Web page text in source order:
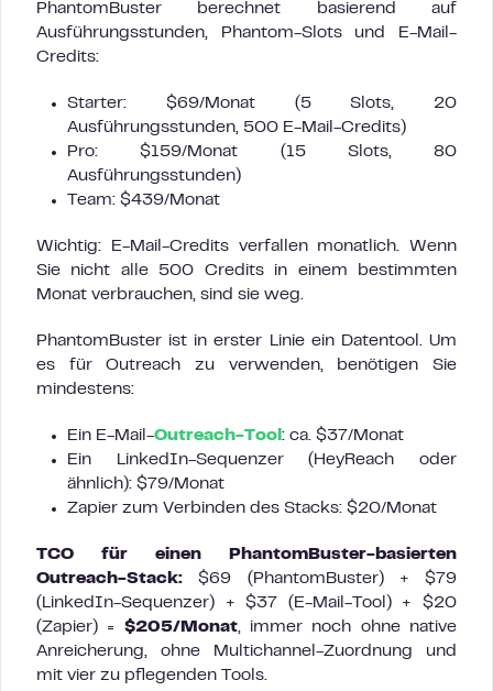
PhantomBuster berechnet basierend auf
Ausführungsstunden, Phantom-Slots und E-Mail-
Credits:
Starter: $69/Monat (5 Slots, 20
Ausführungsstunden, 500 E-Mail-Credits)
Pro: $159/Monat (15 Slots, 80
Ausführungsstunden)
Team: $439/Monat
Wichtig: E-Mail-Credits verfallen monatlich. Wenn
Sie nicht alle 500 Credits in einem bestimmten
Monat verbrauchen, sind sie weg.
PhantomBuster ist in erster Linie ein Datentool. Um
es für Outreach zu verwenden, benötigen Sie
mindestens:
Ein E-Mail-Outreach-Tool : ca. $37/Monat
Ein LinkedIn-Sequenzer (HeyReach oder
ähnlich): $79/Monat
Zapier zum Verbinden des Stacks: $20/Monat
TCO für einen PhantomBuster-basierten
Outreach-Stack: $69 (PhantomBuster) + $79
(LinkedIn-Sequenzer) + $37 (E-Mail-Tool) + $20
(Zapier) = $205/Monat, immer noch ohne native
Anreicherung, ohne Multichannel-Zuordnung und
mit vier zu pflegenden Tools.